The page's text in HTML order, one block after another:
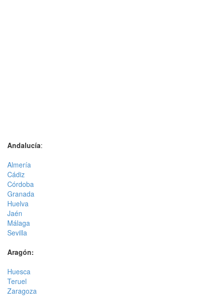
Andalucía:
Almería
Cádiz
Córdoba
Granada
Huelva
Jaén
Málaga
Sevilla
Aragón:
Huesca
Teruel
Zaragoza